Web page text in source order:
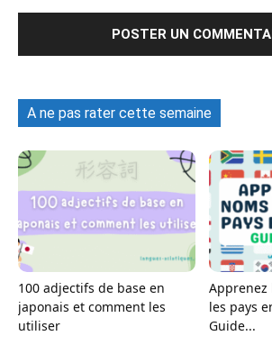
A ne pas rater cette semaine
100 adjectifs de base en
japonais et comment les
utiliser
Apprenez
les pays
Guide...